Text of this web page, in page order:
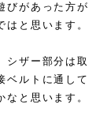
びがあった方が
と思います。
シザー部分は取
ベルトに通して
と思います。